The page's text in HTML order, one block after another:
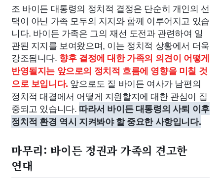
조 바이든 대통령의 정치적 결정은 단순히 개인의 선
택이 아닌 가족 모두의 지지와 함께 이루어지고 있습
니다. 바이든 가족은 그의 재선 도전과 관련하여 일
관된 지지를 보여왔으며, 이는 정치적 상황에서 더욱
강조됩니다. 향후 결정에 대한 가족의 의견이 어떻게
반영될지는 앞으로의 정치적 흐름에 영향을 미칠 것
으로 보입니다. 앞으로도 질 바이든 여사가 남편의
정치적 대결에서 어떻게 지원할지에 대한 관심이 집
중되고 있습니다. 따라서 바이든 대통령의 사퇴 이후
정치적 환경 역시 지켜봐야 할 중요한 사항입니다.
마무리: 바이든 정권과 가족의 견고한
연대